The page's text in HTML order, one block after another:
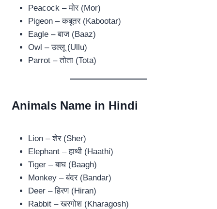
Peacock – मोर (Mor)
Pigeon – कबूतर (Kabootar)
Eagle – बाज (Baaz)
Owl – उल्लू (Ullu)
Parrot – तोता (Tota)
Animals Name in Hindi
Lion – शेर (Sher)
Elephant – हाथी (Haathi)
Tiger – बाघ (Baagh)
Monkey – बंदर (Bandar)
Deer – हिरण (Hiran)
Rabbit – खरगोश (Kharagosh)